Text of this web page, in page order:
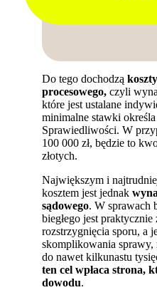
Do tego dochodzą
procesowego, czyli
które jest ustalane
minimalne stawki
Sprawiedliwości. W
100 000 zł, będzie to
złotych.
Największym i
kosztem jest jednak
sądowego. W sprawach
biegłego jest
rozstrzygnięcia sporu, a
skomplikowania sprawy,
do nawet kilkunastu
ten cel wpłaca strona,
dowodu.